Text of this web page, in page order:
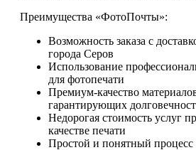
Преимущества «ФотоПочты»:
Возможность заказа с
города Серов
Использование
для фотопечати
Премиум-качество
гарантирующих
Недорогая стоимость услуг
качестве печати
Простой и понятный процесс